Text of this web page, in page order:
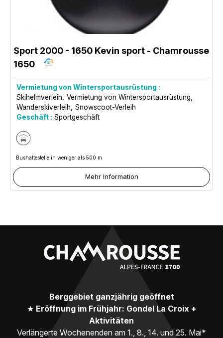
Sport 2000 - 1650 Kevin sport - Chamrousse
1650
Vermietung von Wintersportausrüstung :
Skihelmverleih
Vermietung von Wintersportausrüstung
Wanderskiverleih
Snowscoot-Verleih
Geschäft : Sportgeschäft
Bushaltestelle in weniger als 500 m
Mehr Information
Berggebiet ganzjährig geöffnet
★ Eröffnung im Frühjahr: Gondel La Croix +
Aktivitäten
Verlängerte Wochenenden am 1., 8., 14. und 25. Mai*